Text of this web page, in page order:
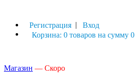
Регистрация | Вход
Корзина: 0 товаров на сумму 0
Магазин — Скоро